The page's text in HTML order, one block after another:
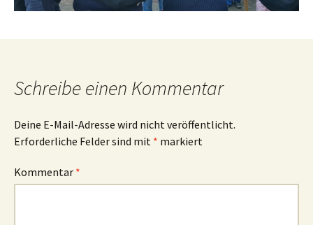
Schreibe einen Kommentar
Deine E-Mail-Adresse wird nicht veröffentlicht.
Erforderliche Felder sind mit * markiert
Kommentar *